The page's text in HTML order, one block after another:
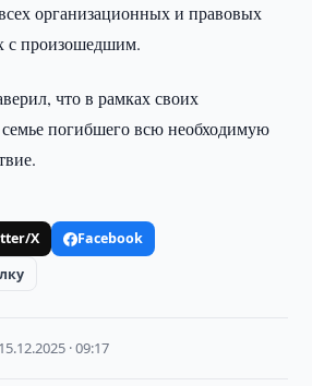
организационных и правовых
с произошедшим.
что в рамках своих
погибшего всю необходимую
X
Facebook
15.12.2025 · 09:17